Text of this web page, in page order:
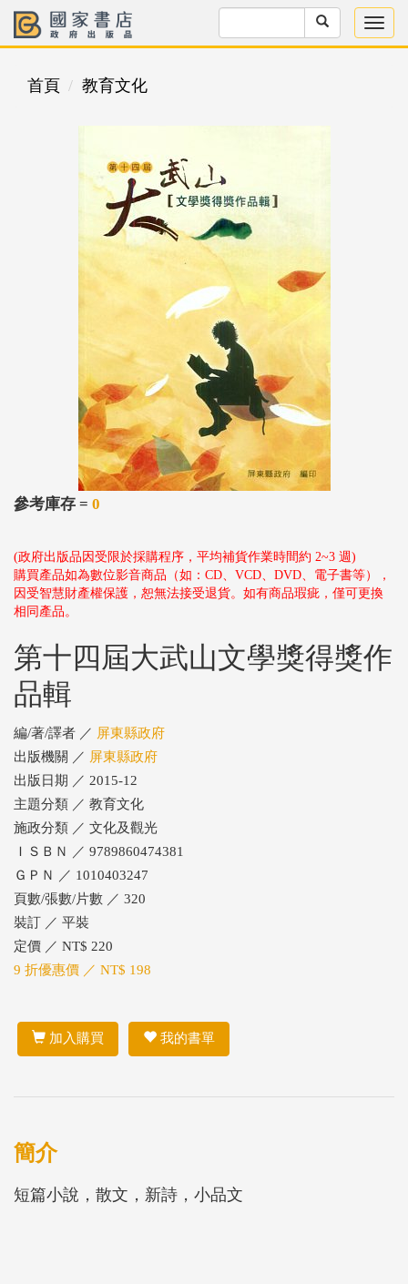
首頁 教育文化
參考庫存 = 0
(政府出版品因受限於採購程序，平均補貨作業時間約 2~3 週)
購買產品如為數位影音商品（如：CD、VCD、DVD、電子書等），
因受智慧財產權保護，恕無法接受退貨。如有商品瑕疵，僅可更換
相同產品。
第十四屆大武山文學獎得獎作
品輯
編/著/譯者 ／ 屏東縣政府
出版機關 ／ 屏東縣政府
出版日期 ／ 2015-12
主題分類 ／ 教育文化
施政分類 ／ 文化及觀光
ＩＳＢＮ ／ 9789860474381
ＧＰＮ ／ 1010403247
頁數/張數/片數 ／ 320
裝訂 ／ 平裝
定價 ／ NT$ 220
9 折優惠價 ／ NT$ 198
加入購買 我的書單
簡介
短篇小說，散文，新詩，小品文